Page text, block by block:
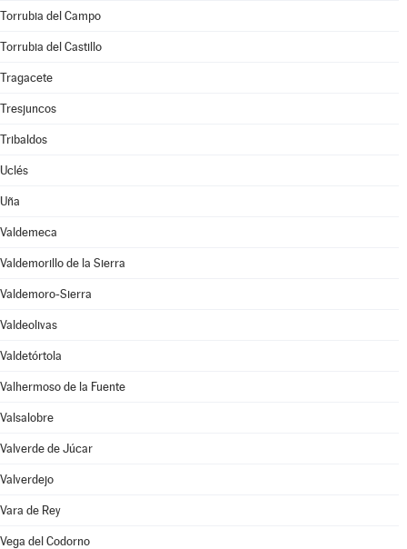
Torrubia del Campo
Torrubia del Castillo
Tragacete
Tresjuncos
Tribaldos
Uclés
Uña
Valdemeca
Valdemorillo de la Sierra
Valdemoro-Sierra
Valdeolivas
Valdetórtola
Valhermoso de la Fuente
Valsalobre
Valverde de Júcar
Valverdejo
Vara de Rey
Vega del Codorno